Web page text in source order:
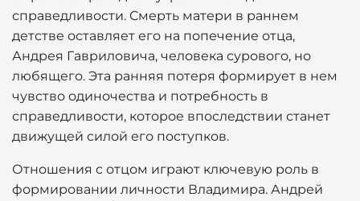
справедливости. Смерть матери в раннем
детстве оставляет его на попечение отца,
Андрея Гавриловича, человека сурового, но
любящего. Эта ранняя потеря формирует в нем
чувство одиночества и потребность в
справедливости, которое впоследствии станет
движущей силой его поступков.
Отношения с отцом играют ключевую роль в
формировании личности Владимира. Андрей